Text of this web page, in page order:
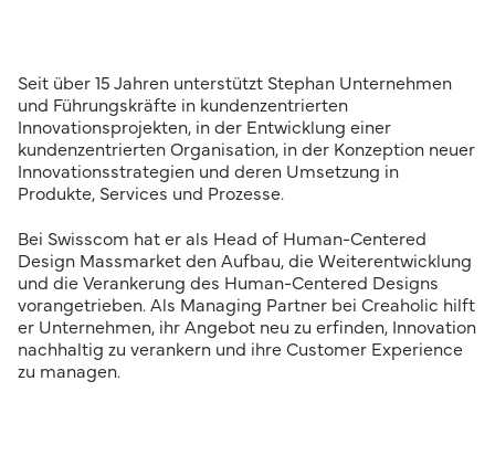
Seit über 15 Jahren unterstützt Stephan Unternehmen
und Führungskräfte in kundenzentrierten
Innovationsprojekten, in der Entwicklung einer
kundenzentrierten Organisation, in der Konzeption neuer
Innovationsstrategien und deren Umsetzung in
Produkte, Services und Prozesse.
Bei Swisscom hat er als Head of Human-Centered
Design Massmarket den Aufbau, die Weiterentwicklung
und die Verankerung des Human-Centered Designs
vorangetrieben. Als Managing Partner bei Creaholic hilft
er Unternehmen, ihr Angebot neu zu erfinden, Innovation
nachhaltig zu verankern und ihre Customer Experience
zu managen.